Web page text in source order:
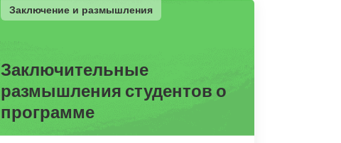
Заключение и размышления
Заключительные
размышления студентов о
программе